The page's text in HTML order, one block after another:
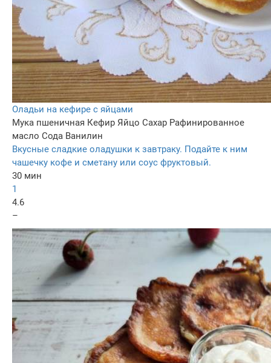
Оладьи на кефире с яйцами
Мука пшеничная Кефир Яйцо Сахар Рафинированное
масло Сода Ванилин
Вкусные сладкие оладушки к завтраку. Подайте к ним
чашечку кофе и сметану или соус фруктовый.
30 мин
1
4.6
–